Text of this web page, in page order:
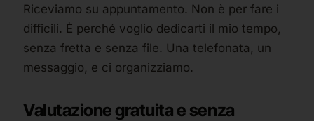
Riceviamo su appuntamento. Non è per fare i
difficili. È perché voglio dedicarti il mio tempo,
senza fretta e senza file. Una telefonata, un
messaggio, e ci organizziamo.
Valutazione gratuita e senza